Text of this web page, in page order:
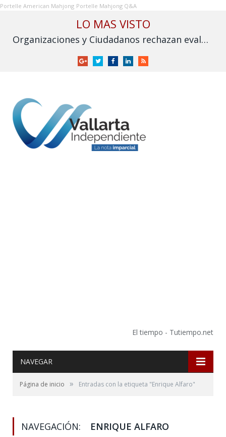
Portelle American Mahjong Portelle Mahjong Q&A
LO MAS VISTO
Organizaciones y Ciudadanos rechazan evaluación sobre fracking y exigen su prohibición en México
GoogleTwitterFacebookLinkedInRSS
El tiempo - Tutiempo.net
NAVEGAR
Página de inicio » Entradas con la etiqueta "Enrique Alfaro"
NAVEGACIÓN: ENRIQUE ALFARO